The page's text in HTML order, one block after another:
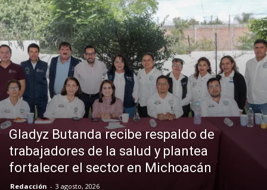
Gladyz Butanda recibe respaldo de
trabajadores de la salud y plantea
fortalecer el sector en Michoacán
Redacción - 3 agosto, 2026